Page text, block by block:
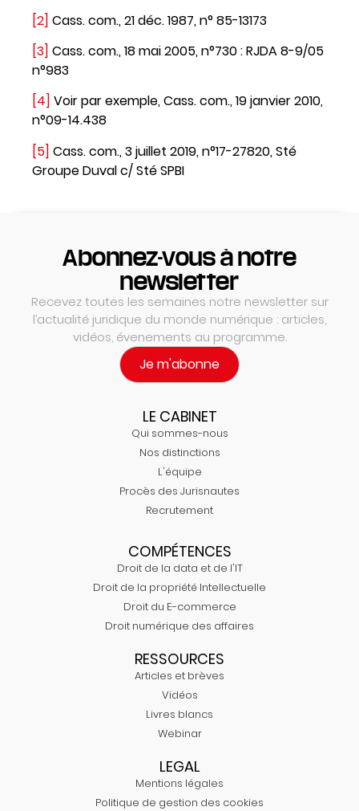
[2] Cass. com., 21 déc. 1987, n° 85-13173
[3] Cass. com., 18 mai 2005, n°730 : RJDA 8-9/05
n°983
[4] Voir par exemple, Cass. com., 19 janvier 2010,
n°09-14.438
[5] Cass. com., 3 juillet 2019, n°17-27820, Sté
Groupe Duval c/ Sté SPBI
Abonnez-vous à notre
newsletter
Recevez toutes les semaines notre newsletter sur
l’actualité juridique du monde numérique : articles,
vidéos, évenements au programme.
Je m'abonne
LE CABINET
Qui sommes-nous
Nos distinctions
L'équipe
Procès des Jurisnautes
Recrutement
COMPÉTENCES
Droit de la data et de l'IT
Droit de la propriété Intellectuelle
Droit du E-commerce
Droit numérique des affaires
RESSOURCES
Articles et brèves
Vidéos
Livres blancs
Webinar
LEGAL
Mentions légales
Politique de gestion des cookies